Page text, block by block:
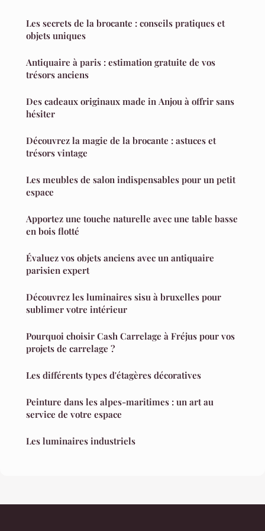
Les secrets de la brocante : conseils pratiques et
objets uniques
Antiquaire à paris : estimation gratuite de vos
trésors anciens
Des cadeaux originaux made in Anjou à offrir sans
hésiter
Découvrez la magie de la brocante : astuces et
trésors vintage
Les meubles de salon indispensables pour un petit
espace
Apportez une touche naturelle avec une table basse
en bois flotté
Évaluez vos objets anciens avec un antiquaire
parisien expert
Découvrez les luminaires sisu à bruxelles pour
sublimer votre intérieur
Pourquoi choisir Cash Carrelage à Fréjus pour vos
projets de carrelage ?
Les différents types d'étagères décoratives
Peinture dans les alpes-maritimes : un art au
service de votre espace
Les luminaires industriels